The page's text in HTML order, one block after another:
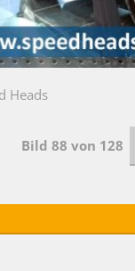
Heads
Bild 88 von 128